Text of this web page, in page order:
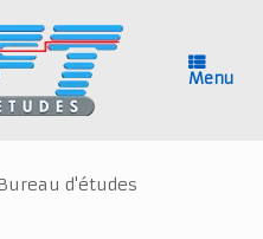
Menu
Bureau d'études